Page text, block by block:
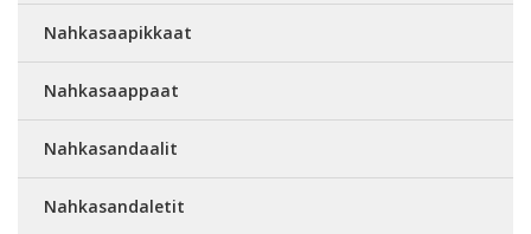
Nahkasaapikkaat
Nahkasaappaat
Nahkasandaalit
Nahkasandaletit